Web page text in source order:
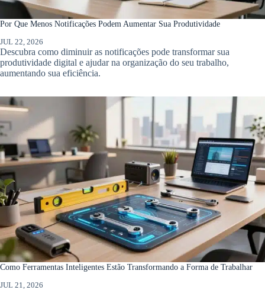
Por Que Menos Notificações Podem Aumentar Sua Produtividade
JUL 22, 2026
Descubra como diminuir as notificações pode transformar sua
produtividade digital e ajudar na organização do seu trabalho,
aumentando sua eficiência.
Como Ferramentas Inteligentes Estão Transformando a Forma de Trabalhar
JUL 21, 2026